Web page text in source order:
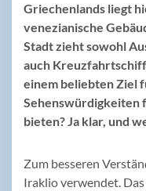
Griechenlands liegt
venezianische
Stadt zieht sowohl
auch
einem beliebten Ziel
Sehenswürdigkeiten
bieten? Ja klar, und
Zum besseren
Iraklio verwendet.